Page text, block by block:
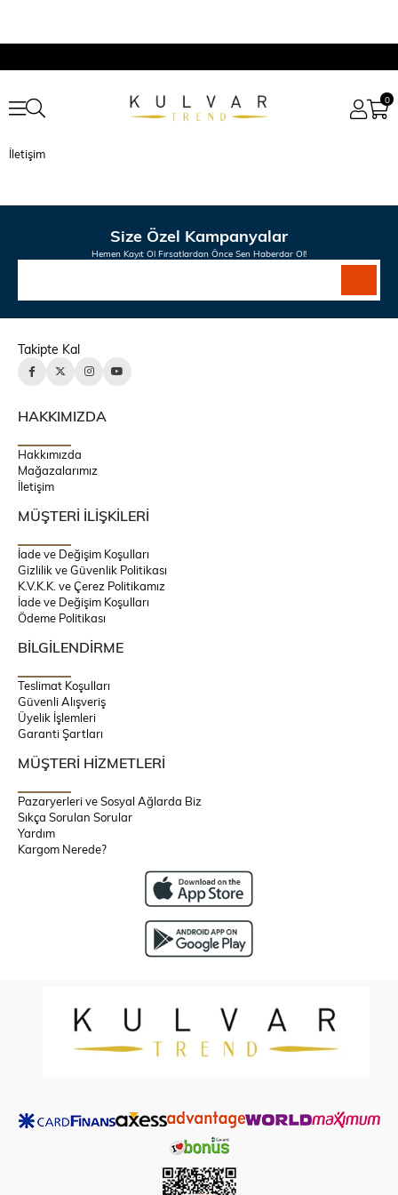
0
İletişim
Size Özel Kampanyalar
Hemen Kayıt Ol Fırsatlardan Önce Sen Haberdar Ol!
Takipte Kal
HAKKIMIZDA
Hakkımızda
Mağazalarımız
İletişim
MÜŞTERİ İLİŞKİLERİ
İade ve Değişim Koşulları
Gizlilik ve Güvenlik Politikası
K.V.K.K. ve Çerez Politikamız
İade ve Değişim Koşulları
Ödeme Politikası
BİLGİLENDİRME
Teslimat Koşulları
Güvenli Alışveriş
Üyelik İşlemleri
Garanti Şartları
MÜŞTERİ HİZMETLERİ
Pazaryerleri ve Sosyal Ağlarda Biz
Sıkça Sorulan Sorular
Yardım
Kargom Nerede?